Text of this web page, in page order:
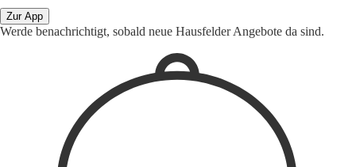
Zur App
Werde benachrichtigt, sobald neue Hausfelder Angebote da sind.